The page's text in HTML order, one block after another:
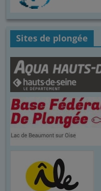
Sites de plongée